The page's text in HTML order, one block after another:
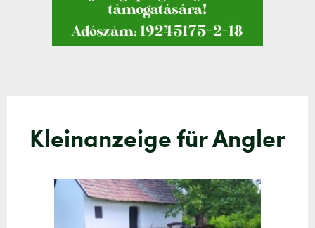
Kleinanzeige für Angler